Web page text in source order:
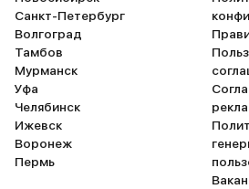
Санкт-Петербург
Волгоград
Тамбов
Мурманск
Уфа
Челябинск
Ижевск
Воронеж
Пермь